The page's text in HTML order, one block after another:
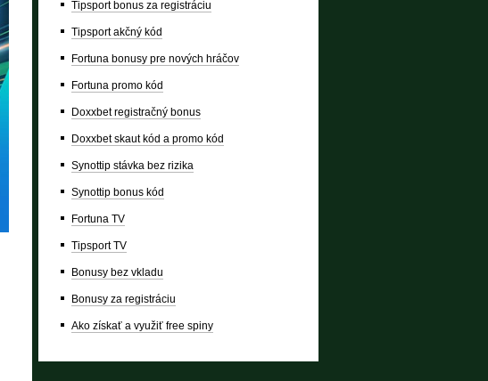
Tipsport bonus za registráciu
Tipsport akčný kód
Fortuna bonusy pre nových hráčov
Fortuna promo kód
Doxxbet registračný bonus
Doxxbet skaut kód a promo kód
Synottip stávka bez rizika
Synottip bonus kód
Fortuna TV
Tipsport TV
Bonusy bez vkladu
Bonusy za registráciu
Ako získať a využiť free spiny